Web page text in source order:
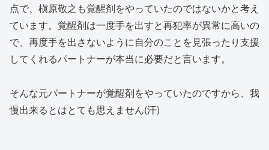
点で、槇原敬之も覚醒剤をやっていたのではないかと考え
ています。覚醒剤は一度手を出すと再犯率が異常に高いの
で、再度手を出さないように自分のことを見張ったり支援
してくれるパートナーが本当に必要だと言います。
そんな元パートナーが覚醒剤をやっていたのですから、我
慢出来るとはとても思えません(汗)